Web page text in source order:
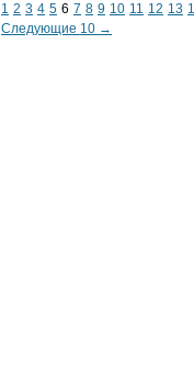
1 2 3 4 5 6 7 8 9 10 11 12 13
Следующие 10 →